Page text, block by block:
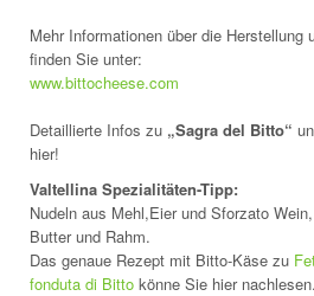
Mehr Informationen über die Herstellung
finden Sie unter:
www.bittocheese.com
Detaillierte Infos zu „Sagra del Bitto“
hier!
Valtellina Spezialitäten-Tipp:
Nudeln aus Mehl,Eier und Sforzato
Butter und Rahm.
Das genaue Rezept mit Bitto-Käse zu
fonduta di Bitto könne Sie hier nachlesen.